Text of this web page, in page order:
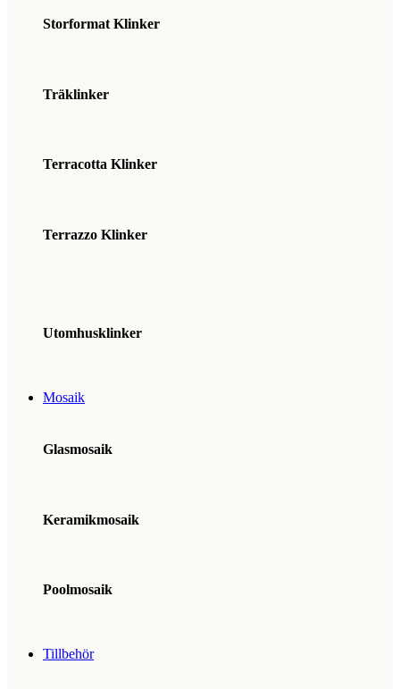
Storformat Klinker
Träklinker
Terracotta Klinker
Terrazzo Klinker
Utomhusklinker
Mosaik
Glasmosaik
Keramikmosaik
Poolmosaik
Tillbehör